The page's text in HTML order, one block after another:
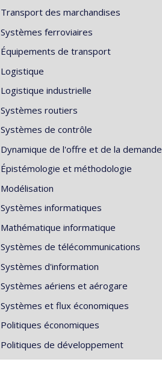
Transport des marchandises
Systèmes ferroviaires
Équipements de transport
Logistique
Logistique industrielle
Systèmes routiers
Systèmes de contrôle
Dynamique de l'offre et de la demande
Épistémologie et méthodologie
Modélisation
Systèmes informatiques
Mathématique informatique
Systèmes de télécommunications
Systèmes d'information
Systèmes aériens et aérogare
Systèmes et flux économiques
Politiques économiques
Politiques de développement